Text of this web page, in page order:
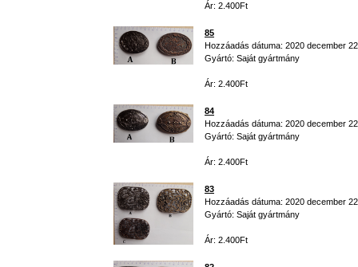
Ár: 2.400Ft
85
Hozzáadás dátuma: 2020 december
Gyártó: Saját gyártmány
Ár: 2.400Ft
84
Hozzáadás dátuma: 2020 december
Gyártó: Saját gyártmány
Ár: 2.400Ft
83
Hozzáadás dátuma: 2020 december
Gyártó: Saját gyártmány
Ár: 2.400Ft